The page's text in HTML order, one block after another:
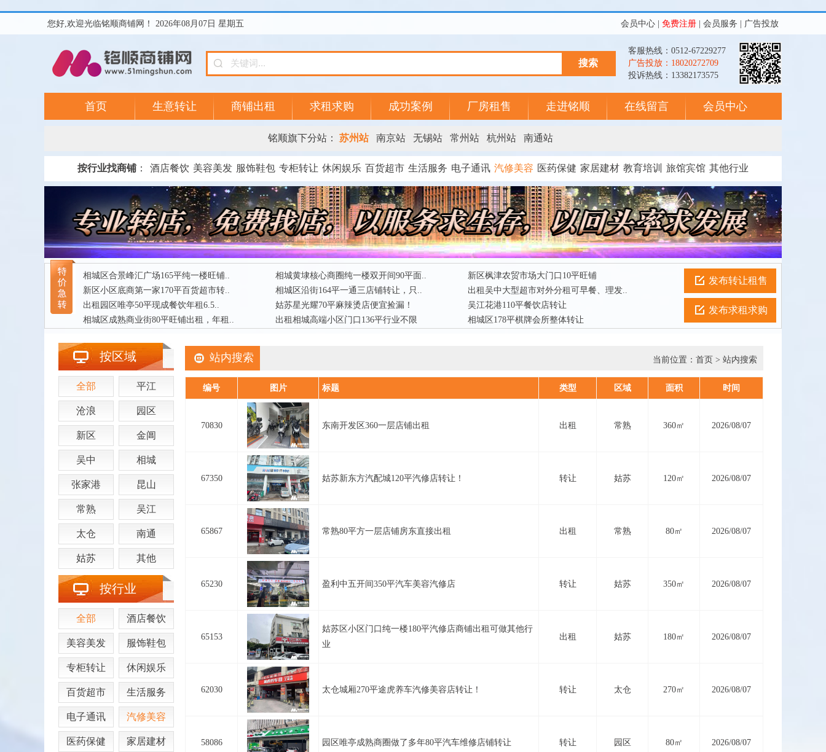
会员中心 免费注册 会员服务 广告投放
您好,欢迎光临铭顺商铺网！ 2026年08月07日 星期五
客服热线：0512-67229277
广告投放：18020272709
投诉热线：13382173575
首页 生意转让 商铺出租 求租求购 成功案例 厂房租售 走进铭顺 在线留言 会员中心
铭顺旗下分站： 苏州站 南京站 无锡站 常州站 杭州站 南通站
按行业找商铺： 酒店餐饮 美容美发 服饰鞋包 专柜转让 休闲娱乐 百货超市 生活服务 电子通讯 汽修美容 医药保健 家居建材 教育培训 旅馆宾馆 其他行业
发布转让租售
发布求租求购
相城区合景峰汇广场165平纯一楼旺铺.. 相城黄埭核心商圈纯一楼双开间90平面..
新区枫津农贸市场大门口10平旺铺
新区小区底商第一家170平百货超市转..
相城区沿街164平一通三店铺转让，只..
出租吴中大型超市对外分租可早餐、理发..
出租园区唯亭50平现成餐饮年租6.5..
姑苏星光耀70平麻辣烫店便宜捡漏！
吴江花港110平餐饮店转让
相城区成熟商业街80平旺铺出租，年租..
出租相城高端小区门口136平行业不限 相城区178平棋牌会所整体转让
按区域
全部 平江
沧浪 园区
新区 金阊
吴中 相城
张家港 昆山
常熟 吴江
太仓 南通
姑苏 其他
按行业
全部 酒店餐饮
美容美发 服饰鞋包
专柜转让 休闲娱乐
百货超市 生活服务
电子通讯 汽修美容
医药保健 家居建材
当前位置： 首页 > 站内搜索
站内搜索
编号 图片 标题 类型 区域 面积 时间
70830 东南开发区360一层店铺出租 出租 常熟 360㎡ 2026/08/07
67350 姑苏新东方汽配城120平汽修店转让！ 转让 姑苏 120㎡ 2026/08/07
65867 常熟80平方一层店铺房东直接出租 出租 常熟 80㎡ 2026/08/07
65230 盈利中五开间350平汽车美容汽修店 转让 姑苏 350㎡ 2026/08/07
65153
姑苏区小区门口纯一楼180平汽修店商铺出租可做其他行
业
出租 姑苏 180㎡ 2026/08/07
62030 太仓城厢270平途虎养车汽修美容店转让！ 转让 太仓 270㎡ 2026/08/07
58086 园区唯亭成熟商圈做了多年80平汽车维修店铺转让 转让 园区 80㎡ 2026/08/07